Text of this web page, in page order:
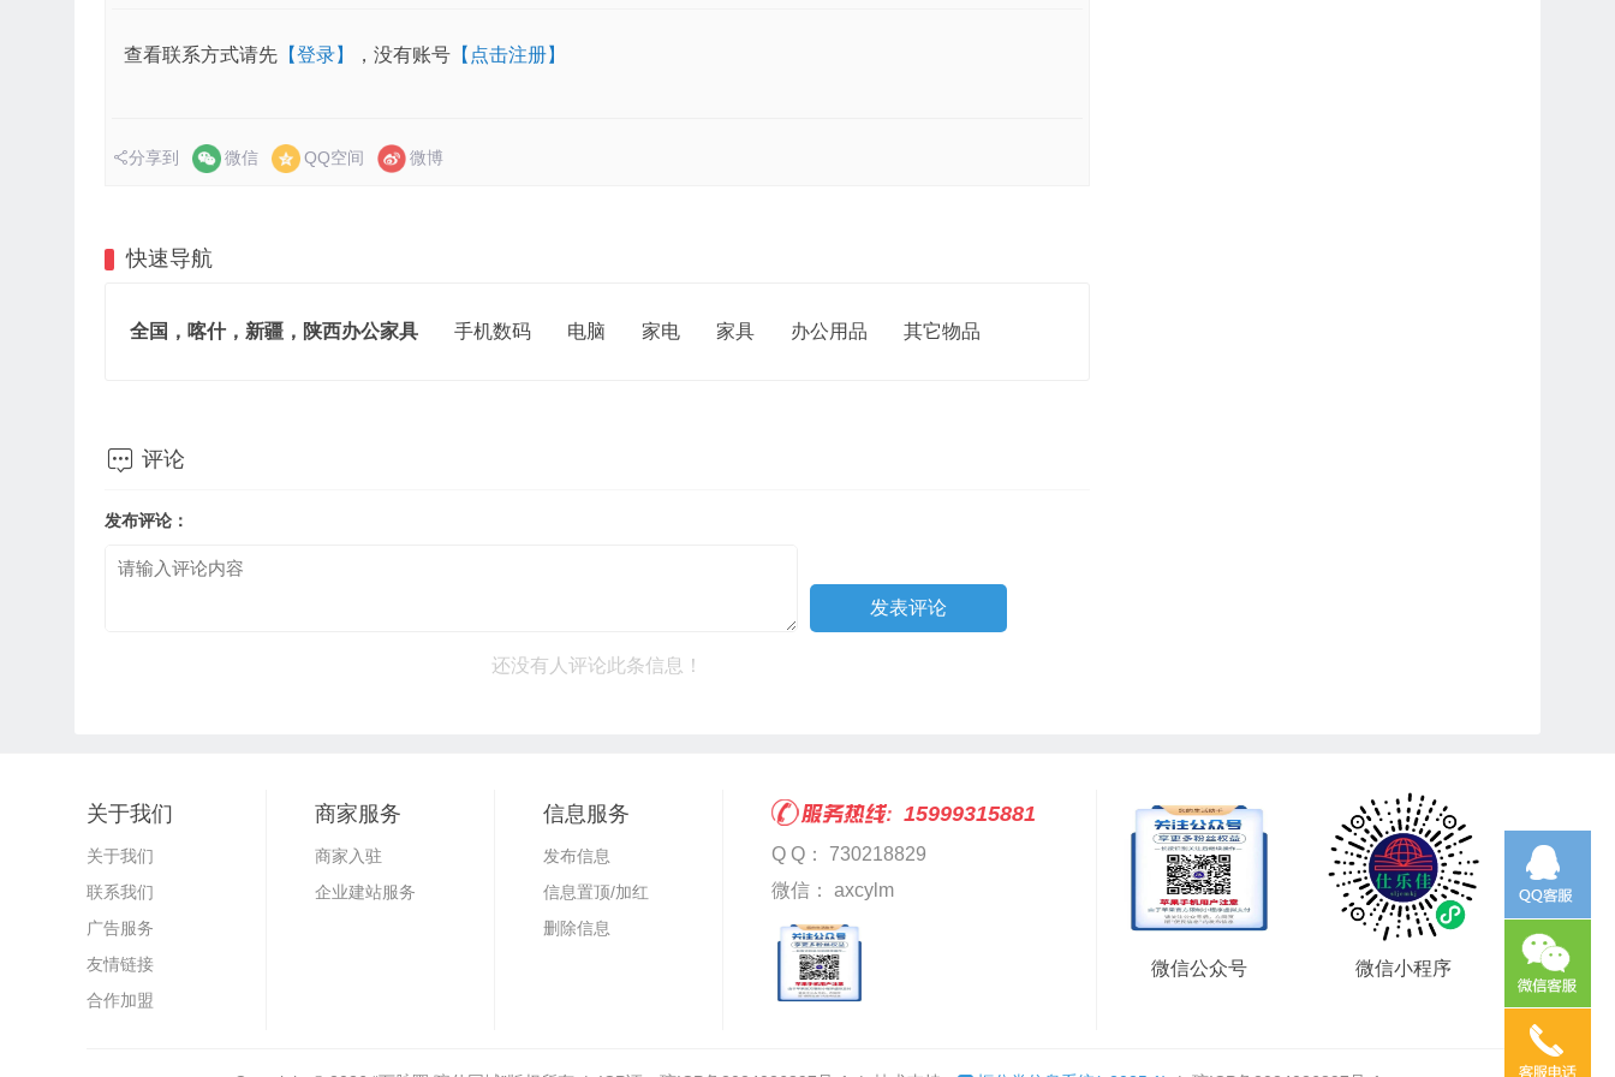
查看联系方式请先 【登录】 ，没有账号 【点击注册】
分享到 微信 QQ空间 微博
快速导航
全国，喀什，新疆，陕西办公家具 手机数码 电脑 家电 家具 办公用品 其它物品
 评论
发布评论：
还没有人评论此条信息！
关于我们
关于我们
联系我们
广告服务
友情链接
合作加盟
商家服务
商家入驻
企业建站服务
信息服务
发布信息
信息置顶/加红
删除信息
15999315881
Q Q： 730218829
微信： axcylm
微信公众号 微信小程序